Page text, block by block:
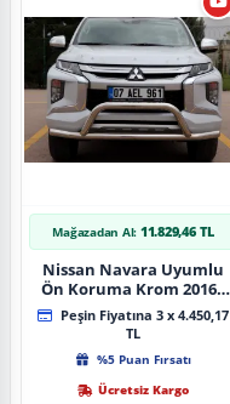
Mağazadan Al: 11.829,46 TL
Nissan Navara Uyumlu
Ön Koruma Krom 2016+
Pst14 Parça
Peşin Fiyatına 3 x 4.450,17
TL
%5 Puan Fırsatı
Ücretsiz Kargo